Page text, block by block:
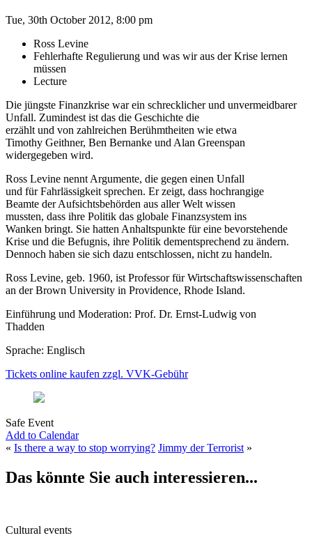
Tue, 30th October 2012, 8:00 pm
Ross Levine
Fehlerhafte Regulierung und was wir aus der Krise lernen
müssen
Lecture
Die jüngste Finanzkrise war ein schrecklicher und unvermeidbarer
Unfall. Zumindest ist das die Geschichte die
erzählt und von zahlreichen Berühmtheiten wie etwa
Timothy Geithner, Ben Bernanke und Alan Greenspan
widergegeben wird.
Ross Levine nennt Argumente, die gegen einen Unfall
und für Fahrlässigkeit sprechen. Er zeigt, dass hochrangige
Beamte der Aufsichtsbehörden aus aller Welt wissen
mussten, dass ihre Politik das globale Finanzsystem ins
Wanken bringt. Sie hatten Anhaltspunkte für eine bevorstehende
Krise und die Befugnis, ihre Politik dementsprechend zu ändern.
Dennoch haben sie sich dazu entschlossen, nicht zu handeln.
Ross Levine, geb. 1960, ist Professor für Wirtschaftswissenschaften
an der Brown University in Providence, Rhode Island.
Einführung und Moderation: Prof. Dr. Ernst-Ludwig von
Thadden
Sprache: Englisch
Tickets online kaufen zzgl. VVK-Gebühr
Safe Event
Add to Calendar
« Is there a way to stop worrying? Jimmy der Terrorist »
Das könnte Sie auch interessieren...
Cultural events